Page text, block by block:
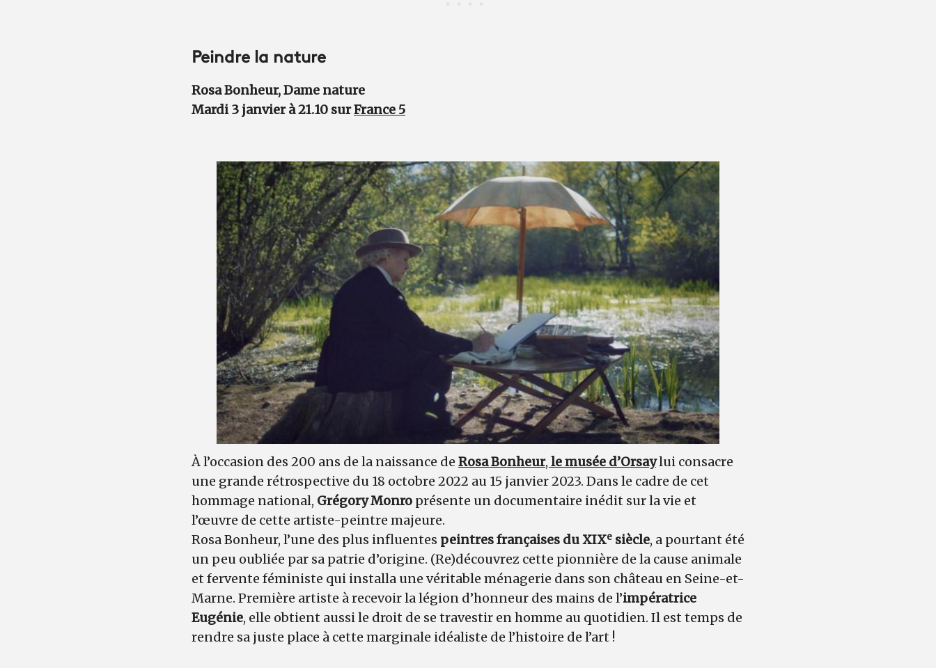
Peindre la nature
Rosa Bonheur, Dame nature
Mardi 3 janvier à 21.10 surFrance 5
À l’occasion des 200 ans de la naissance de Rosa Bonheur, le musée d’Orsaylui consacre
une grande rétrospective du 18 octobre 2022 au 15 janvier 2023. Dans le cadre de cet
hommage national, Grégory Monro présente un documentaire inédit sur la vie et
l’œuvre de cette artiste-peintre majeure.
Rosa Bonheur, l’une des plus influentes peintres françaises du XIXe siècle, a pourtant été
un peu oubliée par sa patrie d’origine. (Re)découvrez cette pionnière de la cause animale
et fervente féministe qui installa une véritable ménagerie dans son château en Seine-et-
Marne. Première artiste à recevoir la légion d’honneur des mains de l’impératrice
Eugénie, elle obtient aussi le droit de se travestir en homme au quotidien. Il est temps de
rendre sa juste place à cette marginale idéaliste de l’histoire de l’art !